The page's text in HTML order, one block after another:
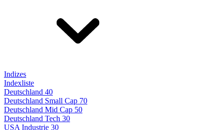
Indizes
Indexliste
Deutschland 40
Deutschland Small Cap 70
Deutschland Mid Cap 50
Deutschland Tech 30
USA Industrie 30